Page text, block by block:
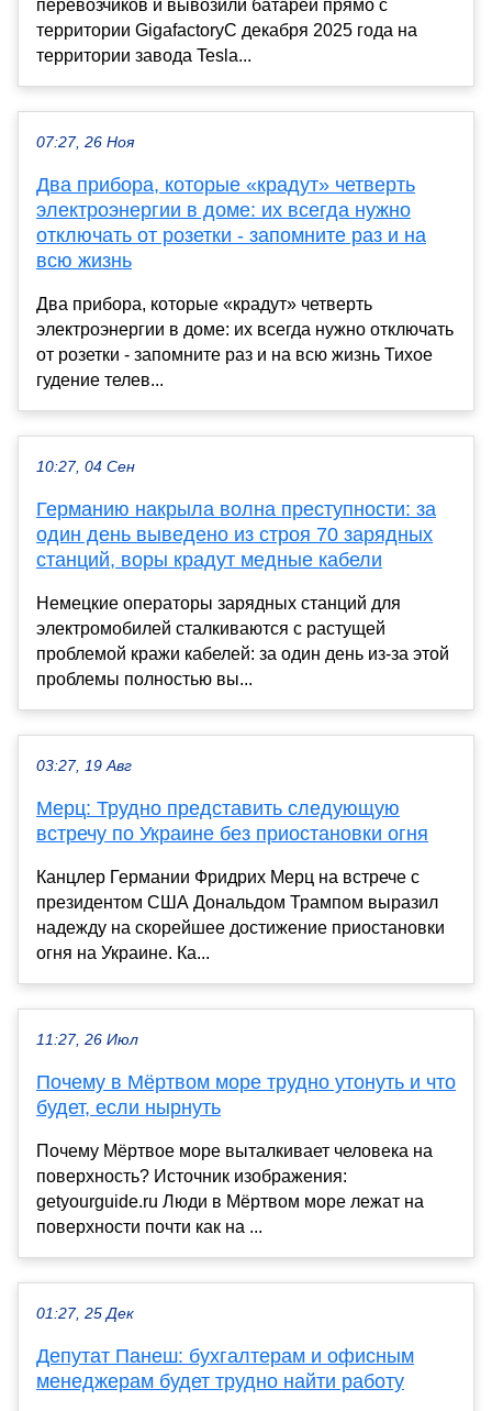
перевозчиков и вывозили батареи прямо с
территории GigafactoryС декабря 2025 года на
территории завода Tesla...
07:27, 26 Ноя
Два прибора, которые «крадут» четверть
электроэнергии в доме: их всегда нужно
отключать от розетки - запомните раз и на
всю жизнь
Два прибора, которые «крадут» четверть
электроэнергии в доме: их всегда нужно отключать
от розетки - запомните раз и на всю жизнь Тихое
гудение телев...
10:27, 04 Сен
Германию накрыла волна преступности: за
один день выведено из строя 70 зарядных
станций, воры крадут медные кабели
Немецкие операторы зарядных станций для
электромобилей сталкиваются с растущей
проблемой кражи кабелей: за один день из-за этой
проблемы полностью вы...
03:27, 19 Авг
Мерц: Трудно представить следующую
встречу по Украине без приостановки огня
Канцлер Германии Фридрих Мерц на встрече с
президентом США Дональдом Трампом выразил
надежду на скорейшее достижение приостановки
огня на Украине. Ка...
11:27, 26 Июл
Почему в Мёртвом море трудно утонуть и что
будет, если нырнуть
Почему Мёртвое море выталкивает человека на
поверхность? Источник изображения:
getyourguide.ru Люди в Мёртвом море лежат на
поверхности почти как на ...
01:27, 25 Дек
Депутат Панеш: бухгалтерам и офисным
менеджерам будет трудно найти работу